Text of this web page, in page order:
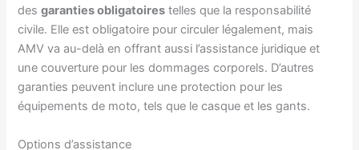
desgaranties obligatoires telles que la responsabilité
civile. Elle est obligatoire pour circuler légalement, mais
AMV va au-delà en offrant aussi l’assistance juridique et
une couverture pour les dommages corporels. D’autres
garanties peuvent inclure une protection pour les
équipements de moto, tels que le casque et les gants.
Options d’assistance